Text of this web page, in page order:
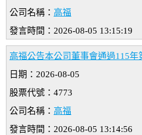
公司名稱： 高福
發言時間：2026-08-05 13:15:19
高福公告本公司董事會通過115年
日期：2026-08-05
股票代號：4773
公司名稱： 高福
發言時間：2026-08-05 13:14:56